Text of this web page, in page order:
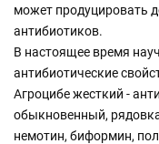
может продуцировать
антибиотиков.
В настоящее время
антибиотические
Агроцибе жесткий -
обыкновенный,
немотин, биформин,